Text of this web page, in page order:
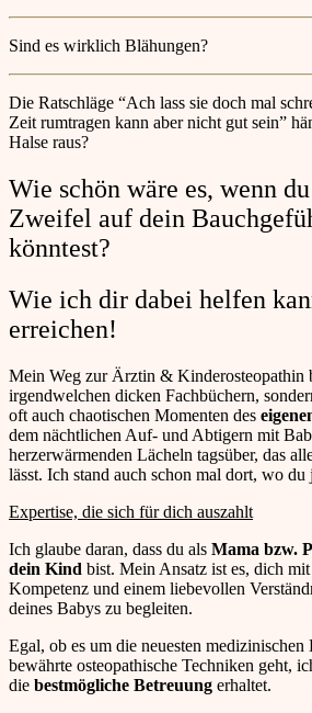
Sind es wirklich Blähungen?
Die Ratschläge “Ach lass sie doch mal
Zeit rumtragen kann aber nicht gut sein”
Halse raus?
Wie schön wäre es, wenn
Zweifel auf dein
könntest?
Wie ich dir dabei helfen
erreichen!
Mein Weg zur Ärztin & Kinderosteopathin
irgendwelchen dicken Fachbüchern,
oft auch chaotischen Momenten des
dem nächtlichen Auf- und Abtigern mit
herzerwärmenden Lächeln tagsüber, das
lässt. Ich stand auch schon mal dort, wo du
Expertise, die sich für dich auszahlt
Ich glaube daran, dass du als Mama bzw.
dein Kind bist. Mein Ansatz ist es, dich
Kompetenz und einem liebevollen
deines Babys zu begleiten.
Egal, ob es um die neuesten medizinischen
bewährte osteopathische Techniken geht,
die bestmögliche Betreuung erhaltet.